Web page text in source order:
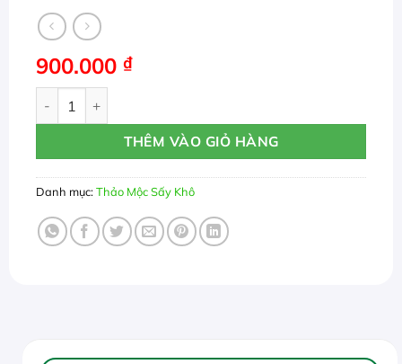
900.000 ₫
THÊM VÀO GIỎ HÀNG
Danh mục:Thảo Mộc Sấy Khô